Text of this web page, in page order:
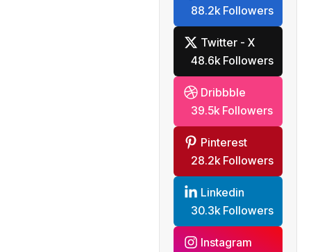
mondiale
88.2k Followers
Twitter - X
48.6k Followers
Dribbble
39.5k Followers
Pinterest
28.2k Followers
Linkedin
30.3k Followers
Instagram